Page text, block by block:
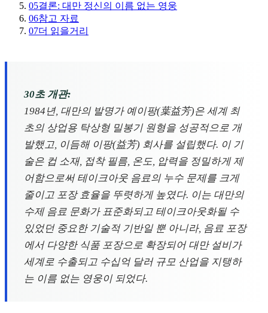
05결론: 대만 정신의 이름 없는 영웅
06참고 자료
07더 읽을거리
30초 개관:
1984년, 대만의 발명가 예이팡(葉益芳)은 세계 최
초의 상업용 탁상형 밀봉기 원형을 성공적으로 개
발했고, 이듬해 이팡(益芳) 회사를 설립했다. 이 기
술은 컵 소재, 접착 필름, 온도, 압력을 정밀하게 제
어함으로써 테이크아웃 음료의 누수 문제를 크게
줄이고 포장 효율을 뚜렷하게 높였다. 이는 대만의
수제 음료 문화가 표준화되고 테이크아웃화될 수
있었던 중요한 기술적 기반일 뿐 아니라, 음료 포장
에서 다양한 식품 포장으로 확장되어 대만 설비가
세계로 수출되고 수십억 달러 규모 산업을 지탱하
는 이름 없는 영웅이 되었다.